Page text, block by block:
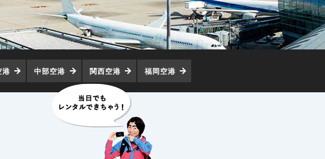
港 中部空港 関西空港 福岡空港